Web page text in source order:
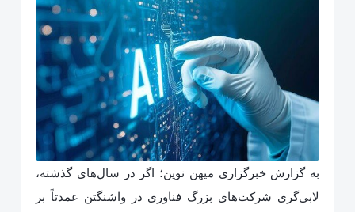
به گزارش خبرگزاری میهن نوین؛ اگر در سال‌های گذشته،
لابی‌گری شرکت‌های بزرگ فناوری در واشنگتن عمدتاً بر